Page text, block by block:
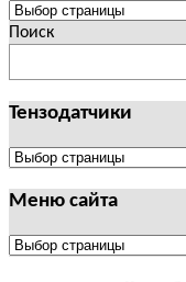
ЗИП
НА
И
ТЕРМИНАЛЫ
МАССА-
Поиск
Тензодатчики
Тензодатчики
Меню сайта
Меню